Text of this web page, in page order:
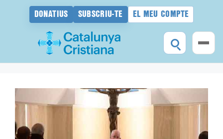
DONATIUS SUBSCRIU-TE EL MEU COMPTE